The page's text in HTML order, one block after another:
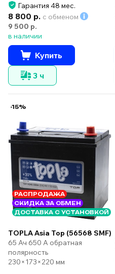
Гарантия 48 мес.
8 800 р. с обменом
9 500 р.
в наличии
Купить
3 ч
-15%
РАСПРОДАЖА
СКИДКА ЗА ОБМЕН
ДОСТАВКА С УСТАНОВКОЙ
TOPLA Asia Top (56568 SMF)
65 Ач 650 А обратная
полярность
230×173×220 мм